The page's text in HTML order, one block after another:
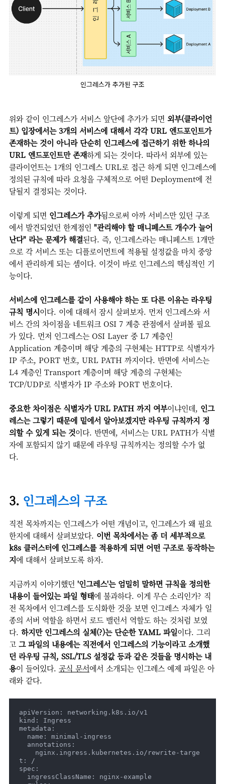
인그레스가 추가된 구조
위와 같이 인그레스가 서비스 앞단에 추가가 되면 외부(클라이언
트) 입장에서는 3개의 서비스에 대해서 각각 URL 엔드포인트가
존재하는 것이 아니라 단순히 인그레스에 접근하기 위한 하나의
URL 엔드포인트만 존재하게 되는 것이다. 따라서 외부에 있는
클라이언트는 1개의 인그레스 URL로 접근 하게 되면 인그레스에
정의된 규칙에 따라 요청을 구체적으로 어떤 Deployment에 전
달될지 결정되는 것이다.
이렇게 되면 인그레스가 추가됨으로써 아까 서비스만 있던 구조
에서 발견되었던 한계점인 "관리해야 할 매니페스트 개수가 늘어
난다" 라는 문제가 해결된다. 즉, 인그레스라는 매니페스트 1개만
으로 각 서비스 또는 디플로이먼트에 적용될 설정값을 마치 중앙
에서 관리하게 되는 셈이다. 이것이 바로 인그레스의 핵심적인 기
능이다.
서비스에 인그레스를 같이 사용해야 하는 또 다른 이유는 라우팅
규칙 명시이다. 이에 대해서 잠시 살펴보자. 먼저 인그레스와 서
비스 간의 차이점을 네트워크 OSI 7 계층 관점에서 살펴볼 필요
가 있다. 먼저 인그레스는 OSI Layer 중 L7 계층인
Application 계층이며 해당 계층의 구현체는 HTTP로 식별자가
IP 주소, PORT 번호, URL PATH 까지이다. 반면에 서비스는
L4 계층인 Transport 계층이며 해당 계층의 구현체는
TCP/UDP로 식별자가 IP 주소와 PORT 번호이다.
중요한 차이점은 식별자가 URL PATH 까지 여부이냐인데, 인그
레스는 그렇기 때문에 밑에서 알아보겠지만 라우팅 규칙까지 정
의할 수 있게 되는 것이다. 반면에, 서비스는 URL PATH가 식별
자에 포함되지 않기 때문에 라우팅 규칙까지는 정의할 수가 없
다.
3. 인그레스의 구조
직전 목차까지는 인그레스가 어떤 개념이고, 인그레스가 왜 필요
한지에 대해서 살펴보았다. 이번 목차에서는 좀 더 세부적으로
k8s 클러스터에 인그레스를 적용하게 되면 어떤 구조로 동작하는
지에 대해서 살펴보도록 하자.
지금까지 이야기했던 '인그레스'는 엄밀히 말하면 규칙을 정의한
내용이 들어있는 파일 형태에 불과하다. 이게 무슨 소리인가? 직
전 목차에서 인그레스를 도식화한 것을 보면 인그레스 자체가 일
종의 서버 역할을 하면서 로드 밸런서 역할도 하는 것처럼 보였
다. 하지만 인그레스의 실체(?)는 단순한 YAML 파일이다. 그리
고 그 파일의 내용에는 직전에서 인그레스의 기능이라고 소개했
던 라우팅 규칙, SSL/TLS 설정값 등과 같은 것들을 명시하는 내
용이 들어있다. 공식 문서에서 소개되는 인그레스 예제 파일은 아
래와 같다.
apiVersion: networking.k8s.io/v1
kind: Ingress
metadata:
t: /
spec: